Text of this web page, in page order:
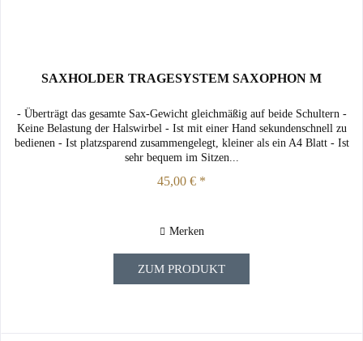
SAXHOLDER TRAGESYSTEM SAXOPHON M
- Überträgt das gesamte Sax-Gewicht gleichmäßig auf beide Schultern -
Keine Belastung der Halswirbel - Ist mit einer Hand sekundenschnell zu
bedienen - Ist platzsparend zusammengelegt, kleiner als ein A4 Blatt - Ist
sehr bequem im Sitzen...
45,00 € *
Merken
ZUM PRODUKT